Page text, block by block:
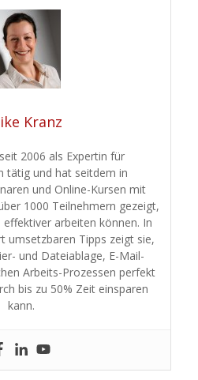
Kranz
2006 als Expertin für
tätig und hat seitdem in
und Online-Kursen mit
1000 Teilnehmern gezeigt,
arbeiten können. In
umsetzbaren Tipps zeigt sie,
und Dateiablage, E-Mail-
Arbeits-Prozessen perfekt
bis zu 50% Zeit einsparen
kann.